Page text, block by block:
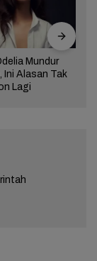
Mundur
Ini Alasan Tak
Lagi